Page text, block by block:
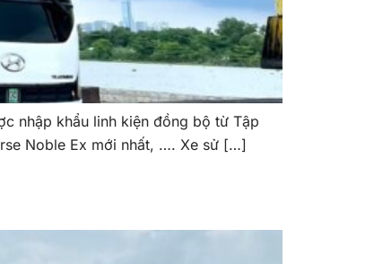
nhập khẩu linh kiện đồng bộ từ Tập
Noble Ex mới nhất, …. Xe sử […]